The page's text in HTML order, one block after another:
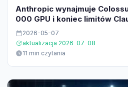
Anthropic wynajmuje
000 GPU i koniec limitów
2026-05-07
aktualizacja 2026-07-08
11 min czytania